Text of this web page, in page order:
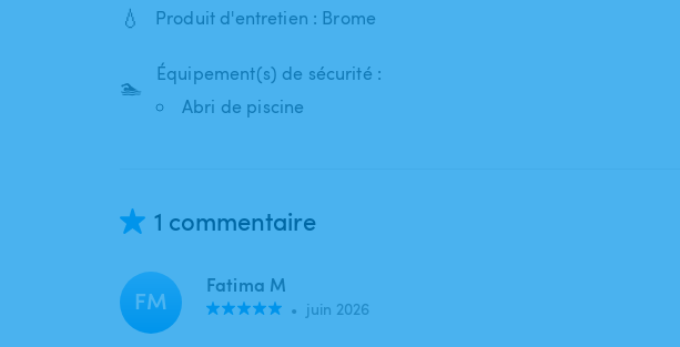
💧 Produit d'entretien : Brome
🏊
Équipement(s) de sécurité :
Abri de piscine
1 commentaire
FM Fatima M
• juin 2026